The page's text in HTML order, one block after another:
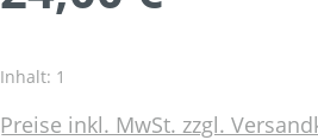
Inhalt: 1
Preise inkl. MwSt. zzgl.